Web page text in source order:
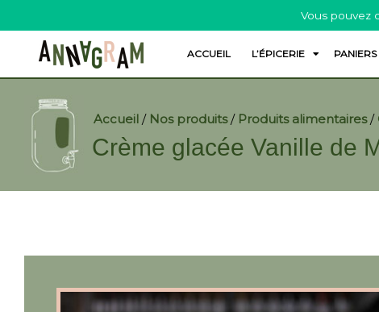
ACCUEIL L’ÉPICERIE
Accueil/ Nos produits/ Produits alimentaires/
Crème glacée Vanille de
Vous pouvez